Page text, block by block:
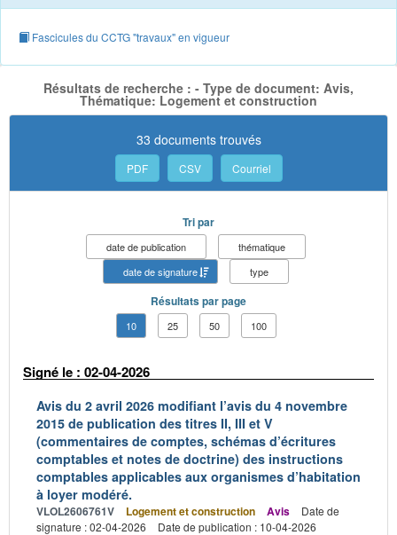
Fascicules du CCTG "travaux" en vigueur
Résultats de recherche : - Type de document: Avis,
Thématique: Logement et construction
33 documents trouvés
PDF CSV Courriel
Tri par
date de publication
thématique
date de signature
type
Résultats par page
10 25 50 100
Signé le : 02-04-2026
Avis du 2 avril 2026 modifiant l’avis du 4 novembre
2015 de publication des titres II, III et V
(commentaires de comptes, schémas d’écritures
comptables et notes de doctrine) des instructions
comptables applicables aux organismes d’habitation
à loyer modéré.
VLOL2606761V Logement et construction Avis
Date de
signature : 02-04-2026
Date de publication : 10-04-2026